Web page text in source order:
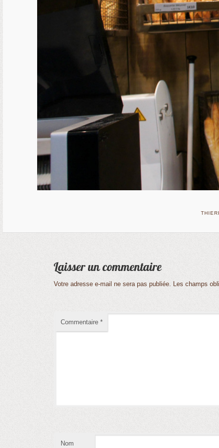
Votre adresse e-mail ne sera pas publiée. Les champs
Commentaire*
Nom